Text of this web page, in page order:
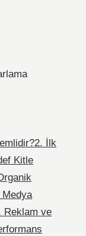
2. İlk
Kitle
Reklam ve